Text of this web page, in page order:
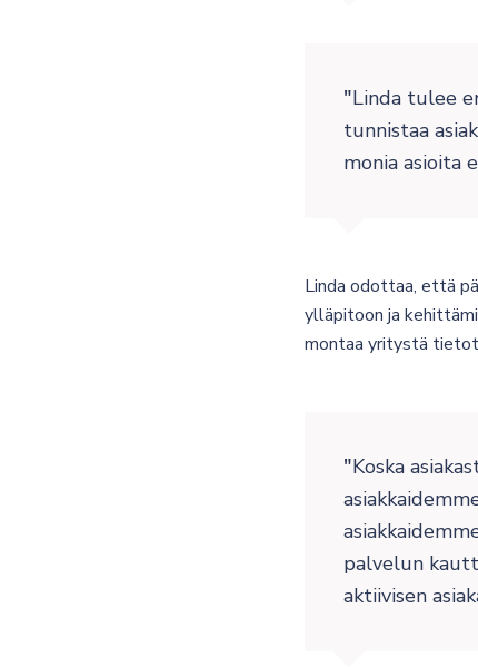
Linda tulee
tunnistaa
monia asioita
Linda odottaa, että
ylläpitoon ja
montaa yritystä
Koska
palvelun
aktiivisen